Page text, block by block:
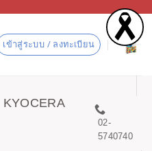
เข้าสู่ระบบ / ลงทะเบียน
KYOCERA
02-
5740740